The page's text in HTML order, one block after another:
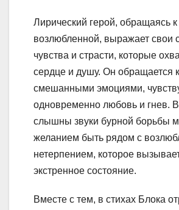
Лирический герой, обращаясь к
возлюбленной, выражает свои
чувства и страсти, которые
сердце и душу. Он обращается
смешанными эмоциями,
одновременно любовь и гнев. В
слышны звуки бурной борьбы
желанием быть рядом с
нетерпением, которое
экстренное состояние.
Вместе с тем, в стихах Блока